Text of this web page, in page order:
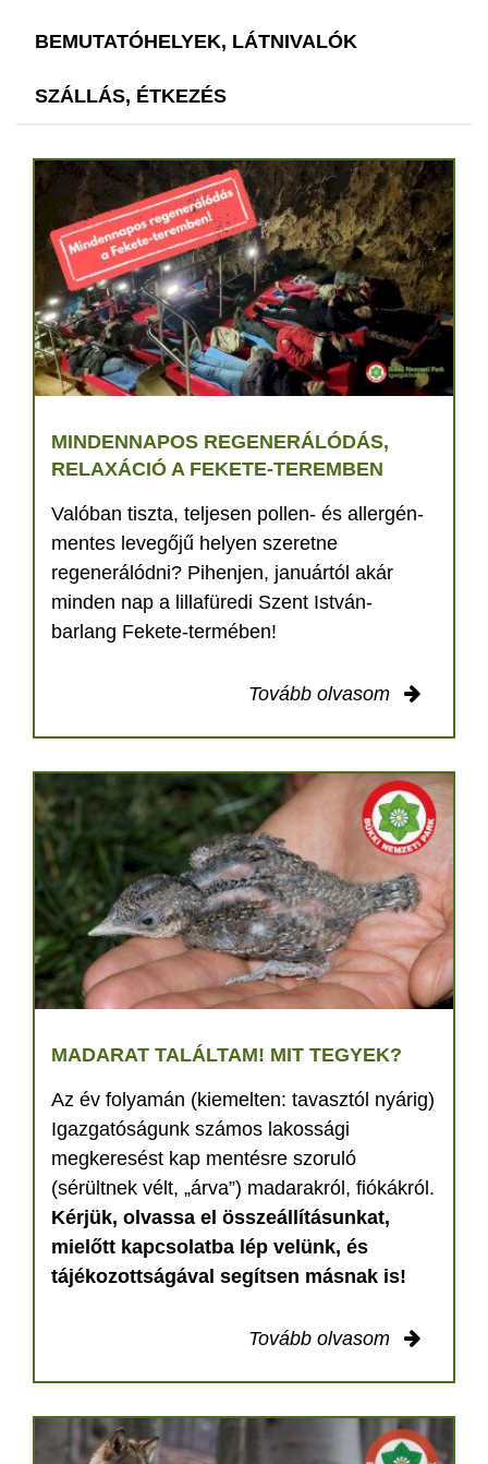
BEMUTATÓHELYEK, LÁTNIVALÓK
SZÁLLÁS, ÉTKEZÉS
MINDENNAPOS REGENERÁLÓDÁS,
RELAXÁCIÓ A FEKETE-TEREMBEN
Valóban tiszta, teljesen pollen- és allergén-
mentes levegőjű helyen szeretne
regenerálódni? Pihenjen, januártól akár
minden nap a lillafüredi Szent István-
barlang Fekete-termében!
Tovább olvasom
MADARAT TALÁLTAM! MIT TEGYEK?
Az év folyamán (kiemelten: tavasztól nyárig)
Igazgatóságunk számos lakossági
megkeresést kap mentésre szoruló
(sérültnek vélt, „árva”) madarakról, fiókákról.
Kérjük, olvassa el összeállításunkat,
mielőtt kapcsolatba lép velünk, és
tájékozottságával segítsen másnak is!
Tovább olvasom